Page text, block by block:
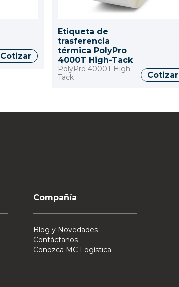
Cotizar
Etiqueta de
trasferencia
térmica PolyPro
4000T High-Tack
PolyPro 4000T High-
Tack
Cotizar
Compañía
Blog y Novedades
Contáctanos
Conozca MC Logística